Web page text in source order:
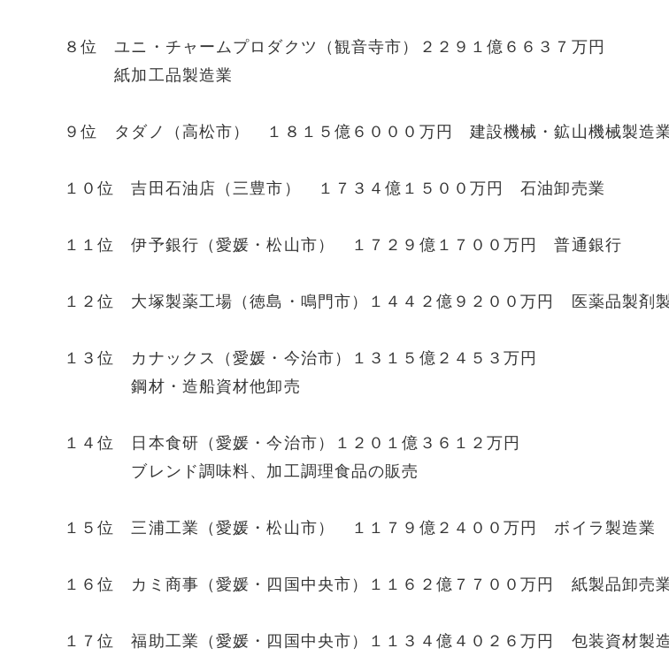
８位 ユニ・チャームプロダクツ（観音寺市）２２９１億６６３７万円
紙加工品製造業
９位 タダノ（高松市） １８１５億６０００万円 建設機械・鉱山機械製造
１０位 吉田石油店（三豊市） １７３４億１５００万円 石油卸売業
１１位 伊予銀行（愛媛・松山市） １７２９億１７００万円 普通銀行
１２位 大塚製薬工場（徳島・鳴門市）１４４２億９２００万円 医薬品製剤
１３位 カナックス（愛媛・今治市）１３１５億２４５３万円
鋼材・造船資材他卸売
１４位 日本食研（愛媛・今治市）１２０１億３６１２万円
ブレンド調味料、加工調理食品の販売
１５位 三浦工業（愛媛・松山市） １１７９億２４００万円 ボイラ製造業
１６位 カミ商事（愛媛・四国中央市）１１６２億７７００万円 紙製品卸売
１７位 福助工業（愛媛・四国中央市）１１３４億４０２６万円 包装資材製